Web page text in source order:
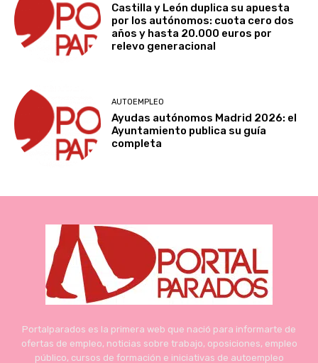
Castilla y León duplica su apuesta
por los autónomos: cuota cero dos
años y hasta 20.000 euros por
relevo generacional
AUTOEMPLEO
Ayudas autónomos Madrid 2026: el
Ayuntamiento publica su guía
completa
Portalparados es la primera web que nació para informarte de
ofertas de empleo, noticias sobre trabajo, oposiciones, empleo
público, cursos de formación e iniciativas de autoempleo